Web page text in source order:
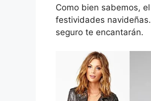
Como bien sabemos,
festividades
seguro te encantarán.